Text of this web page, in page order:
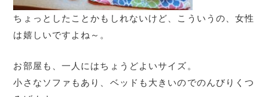
ちょっとしたことかもしれないけど、こういうの、女性
は嬉しいですよね～。
お部屋も、一人にはちょうどよいサイズ。
小さなソファもあり、ベッドも大きいのでのんびりくつ